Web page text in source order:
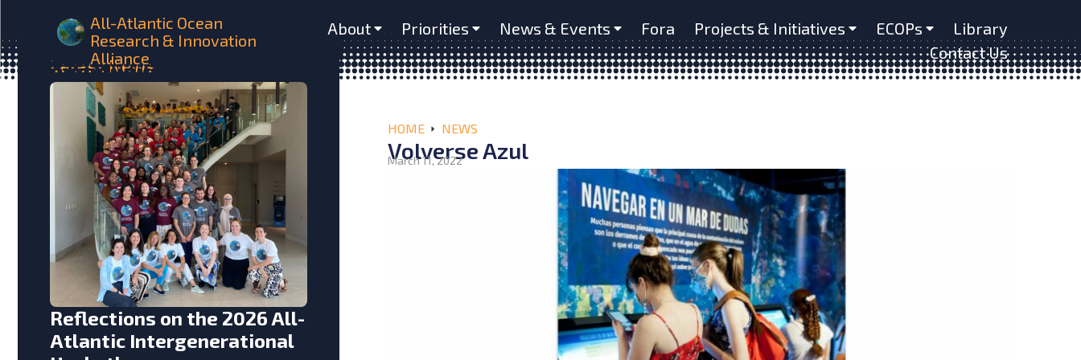
All-Atlantic Ocean
Research & Innovation
Alliance
About Priorities News & Events Fora Projects & Initiatives ECOPs
Library
Contact Us
LatestNews
Reflections on the 2026 All-
Atlantic Intergenerational
HOME NEWS
Volverse Azul
March 11, 2022